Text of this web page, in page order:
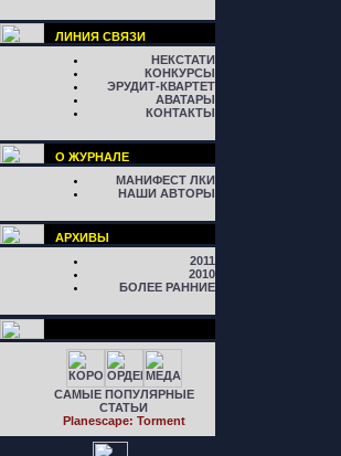
ЛИНИЯ СВЯЗИ
НЕКСТАТИ
КОНКУРСЫ
ЭРУДИТ-КВАРТЕТ
АВАТАРЫ
КОНТАКТЫ
О ЖУРНАЛЕ
МАНИФЕСТ ЛКИ
НАШИ АВТОРЫ
АРХИВЫ
2011
2010
БОЛЕЕ РАННИЕ
САМЫЕ ПОПУЛЯРНЫЕ
СТАТЬИ
Planescape: Torment